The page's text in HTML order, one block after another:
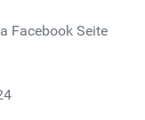
Facebook Seite